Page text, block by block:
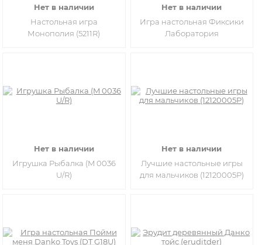
Нет в наличии
Настольная игра
Монополия (5211R)
Нет в наличии
Игра настольная Фиксики
Лаборатория
Нет в наличии
Игрушка Рыбалка (M 0036
U/R)
Нет в наличии
Лучшие настольные игры
для мальчиков (12120005Р)